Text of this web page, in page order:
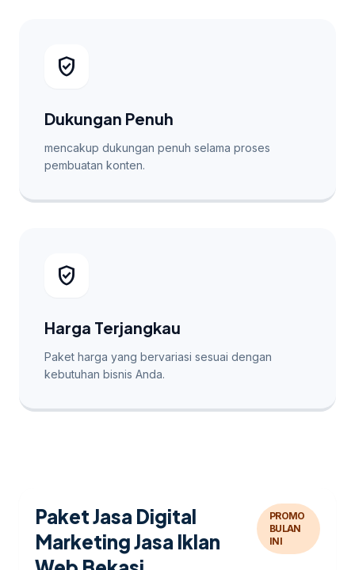
verified_user
Dukungan Penuh
mencakup dukungan penuh selama proses
pembuatan konten.
verified_user
Harga Terjangkau
Paket harga yang bervariasi sesuai dengan
kebutuhan bisnis Anda.
Paket Jasa Digital
Marketing Jasa Iklan
PROMO
BULAN
INI